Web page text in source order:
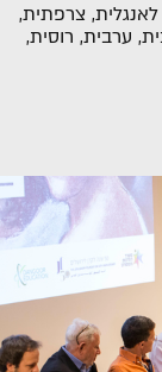
צרפתית,
ערבית, רוסית,